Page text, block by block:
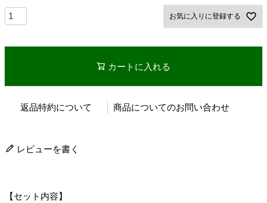
お気に入りに登録する
カートに入れる
返品特約について 商品についてのお問い合わせ
レビューを書く
【セット内容】